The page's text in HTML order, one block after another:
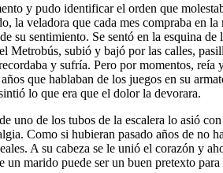
y pudo identificar el orden que
la veladora que cada mes compraba
su sentimiento. Se sentó en la esquina
Metrobús, subió y bajó por las calles,
y sufría. Pero por momentos,
que hablaban de los juegos en su
lo que era que el dolor la devorara.
uno de los tubos de la escalera lo asió
Como si hubieran pasado años de no
A su cabeza se le unió el corazón y
marido puede ser un buen pretexto